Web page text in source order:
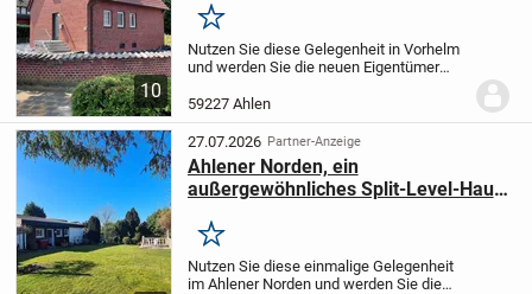
10
Merken
Nutzen Sie diese Gelegenheit in Vorhelm
und werden Sie die neuen Eigentümer
vielfältig nutzbaren Hauses mit Vollkeller.
Das Haus wurde ursprünglich 1958 von
den...
59227 Ahlen
27.07.2026 Partner-Anzeige
Ahlener Norden, ein
außergewöhnliches Split-Level-Haus
Merken
Nutzen Sie diese einmalige Gelegenheit
im Ahlener Norden und werden Sie die